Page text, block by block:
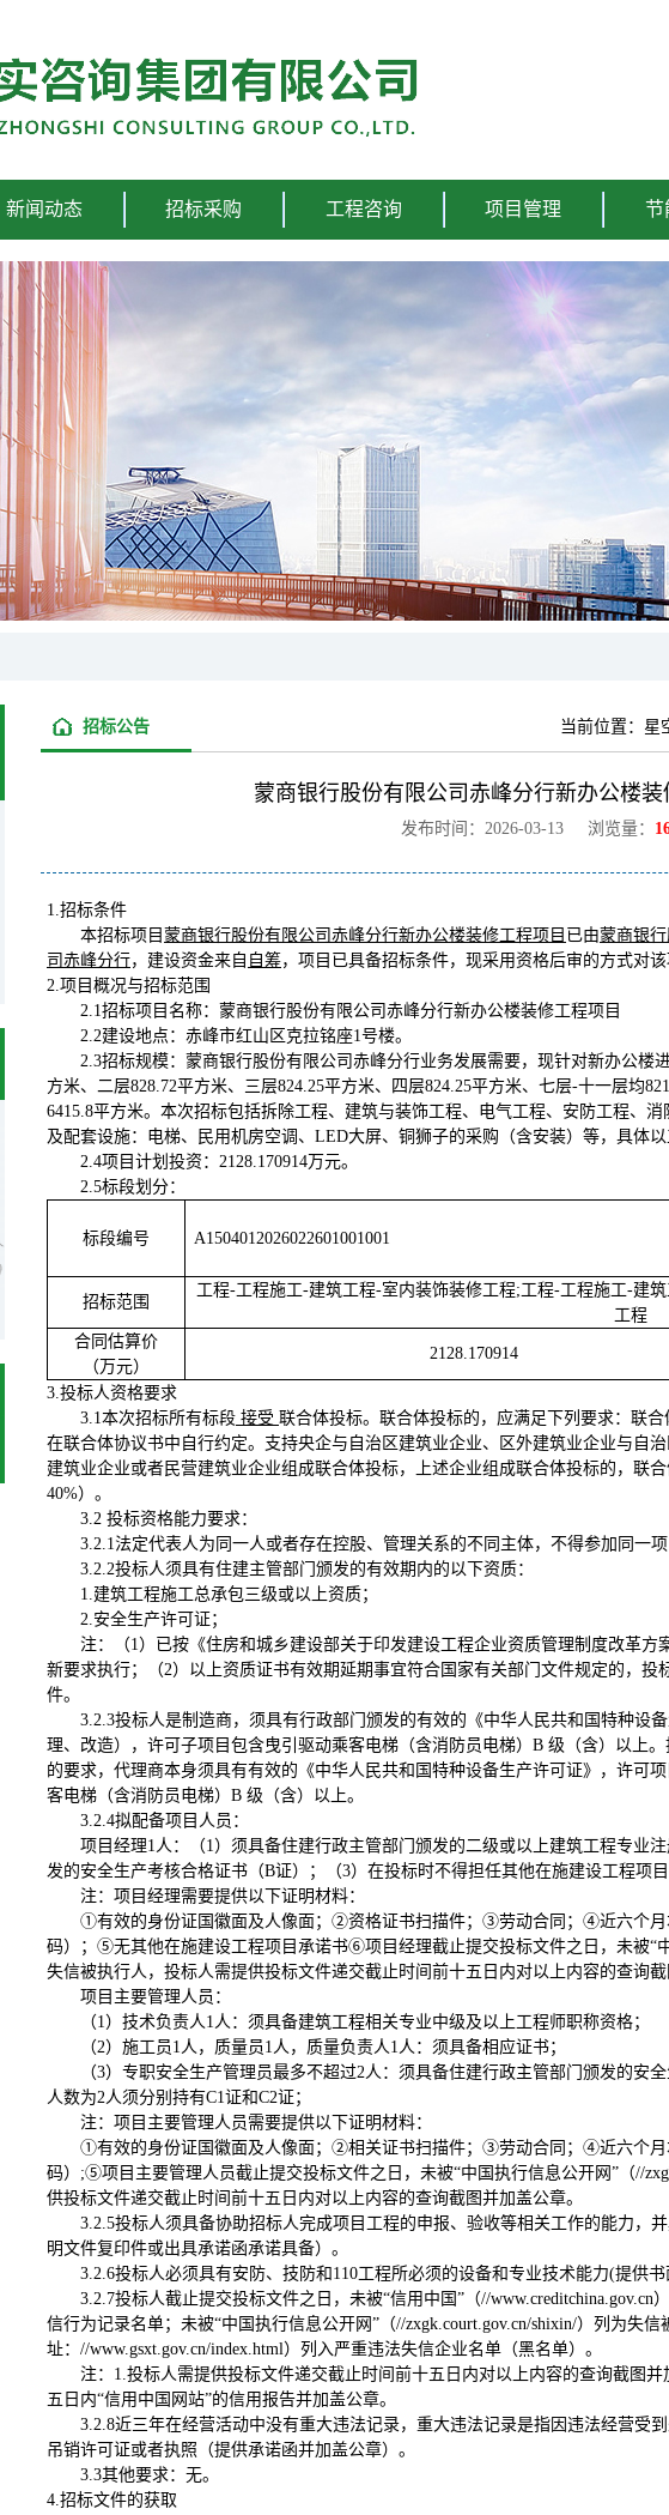
新闻动态 招标采购 工程咨询 项目管理 节
当前位置： 星
招标公告
蒙商银行股份有限公司赤峰分行新办公楼
发布时间：2026-03-13 浏览量：
1.招标条件
本招标项目 蒙商银行股份有限公司赤峰分行新办公楼装修工程项目 已由蒙商银
司赤峰分行，建设资金来自 自筹，项目已具备招标条件，现采用资格后审的方式对该
2.项目概况与招标范围
2.1招标项目名称： 蒙商银行股份有限公司赤峰分行新办公楼装修工程项目
2.2建设地点： 赤峰市红山区克拉铭座1号楼。
2.3招标规模：蒙商银行股份有限公司赤峰分行业务发展需要，现针对新办公楼
方米、二层828.72平方米、三层824.25平方米、四层824.25平方米、七层-十一层均
6415.8平方米。本次招标包括拆除工程、建筑与装饰工程、电气工程、安防工程、
及配套设施：电梯、民用机房空调、LED大屏、铜狮子的采购（含安装）等，具体
2.4项目计划投资：2128.170914万元。
2.5标段划分：
标段编号 A1504012026022601001001
招标范围
工程-工程施工-建筑工程-室内装饰装修工程;工程-工程施工-建
工程
合同估算价
（万元）
2128.170914
3.投标人资格要求
3.1本次招标所有标段 接受 联合体投标。联合体投标的，应满足下列要求：联
在联合体协议书中自行约定。 支持央企与自治区建筑业企业、区外建筑业企业与自
建筑业企业或者民营建筑业企业组成联合体投标，上述企业组成联合体投标的，联
40%）。
3.2 投标资格能力要求：
3.2.1法定代表人为同一人或者存在控股、管理关系的不同主体，不得参加同一
3.2.2投标人须具有住建主管部门颁发的有效期内的以下资质：
1.建筑工程施工总承包三级或以上资质；
2.安全生产许可证；
注：（1）已按《住房和城乡建设部关于印发建设工程企业资质管理制度改革方
新要求执行；（2）以上资质证书有效期延期事宜符合国家有关部门文件规定的，
件。
3.2.3投标人是制造商，须具有行政部门颁发的有效的《中华人民共和国特种设
理、改造），许可子项目包含曳引驱动乘客电梯（含消防员电梯）B 级（含）以上
的要求，代理商本身须具有有效的《中华人民共和国特种设备生产许可证》，许可
客电梯（含消防员电梯）B 级（含）以上。
3.2.4拟配备项目人员：
项目经理1人：（1）须具备住建行政主管部门颁发的二级或以上建筑工程专业
发的安全生产考核合格证书（B证）；（3）在投标时不得担任其他在施建设工程项目
注：项目经理需要提供以下证明材料：
①有效的身份证国徽面及人像面；②资格证书扫描件；③劳动合同；④近六个月
码）；⑤无其他在施建设工程项目承诺书⑥项目经理截止提交投标文件之日，未被“
失信被执行人，投标人需提供投标文件递交截止时间前十五日内对以上内容的查询截
项目主要管理人员：
（1）技术负责人1人：须具备建筑工程相关专业中级及以上工程师职称资格；
（2）施工员1人，质量员1人，质量负责人1人：须具备相应证书；
（3）专职安全生产管理员最多不超过2人：须具备住建行政主管部门颁发的安
人数为2人须分别持有C1证和C2证；
注：项目主要管理人员需要提供以下证明材料：
①有效的身份证国徽面及人像面；②相关证书扫描件；③劳动合同；④近六个月
码）;⑤项目主要管理人员截止提交投标文件之日，未被“中国执行信息公开网”（//
供投标文件递交截止时间前十五日内对以上内容的查询截图并加盖公章。
3.2.5投标人须具备协助招标人完成项目工程的申报、验收等相关工作的能力，
明文件复印件或出具承诺函承诺具备）。
3.2.6投标人必须具有安防、技防和110工程所必须的设备和专业技术能力(提供书
3.2.7投标人截止提交投标文件之日，未被“信用中国”（//
信行为记录名单；未被“中国执行信息公开网”（//zxgk.court.gov.cn/shixin/）列为失
址：//www.gsxt.gov.cn/index.html）列入严重违法失信企业名单（黑名单）。
注：1.投标人需提供投标文件递交截止时间前十五日内对以上内容的查询截图
五日内“信用中国网站”的信用报告并加盖公章。
3.2.8近三年在经营活动中没有重大违法记录，重大违法记录是指因违法经营受
吊销许可证或者执照（提供承诺函并加盖公章）。
3.3其他要求：无。
4.招标文件的获取